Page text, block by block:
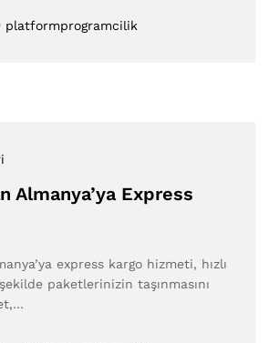
platformprogramcilik
Almanya’ya Express
express kargo hizmeti, hızlı
paketlerinizin taşınmasını